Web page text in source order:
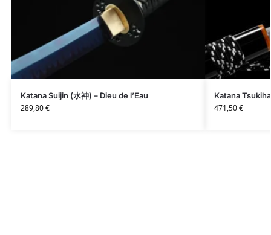
Katana Suijin (水神) – Dieu de l’Eau
289,80€
Katana
471,50€